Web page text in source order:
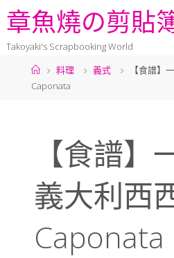
章魚燒の剪貼
Takoyaki's Scrapbooking World
料理
義式
【食譜】
Caponata
【食譜】
義大利西
Caponata